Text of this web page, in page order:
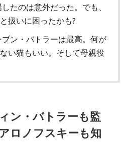
たのは意外だった。でも、
扱いに困ったかも?
ン・バトラーは最高。何が
い猫もいい。そして母親役
ン・バトラーも監
ロノフスキーも知